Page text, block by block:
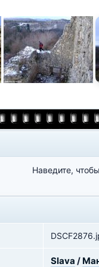
Наведите,
Slava /